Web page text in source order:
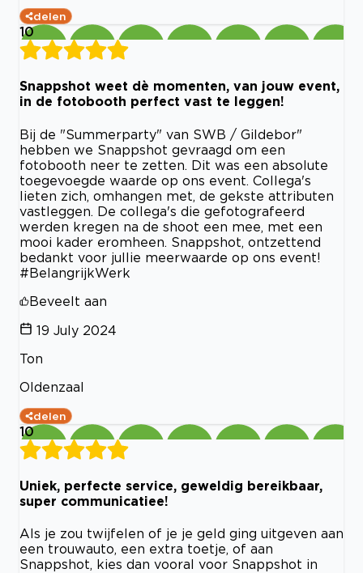
delen
10
Snappshot weet dè momenten, van jouw event,
in de fotobooth perfect vast te leggen!
Bij de "Summerparty" van SWB / Gildebor"
hebben we Snappshot gevraagd om een
fotobooth neer te zetten. Dit was een absolute
toegevoegde waarde op ons event. Collega's
lieten zich, omhangen met, de gekste attributen
vastleggen. De collega's die gefotografeerd
werden kregen na de shoot een mee, met een
mooi kader eromheen. Snappshot, ontzettend
bedankt voor jullie meerwaarde op ons event!
#BelangrijkWerk
Beveelt aan
19 July 2024
Ton
Oldenzaal
delen
10
Uniek, perfecte service, geweldig bereikbaar,
super communicatiee!
Als je zou twijfelen of je je geld ging uitgeven aan
een trouwauto, een extra toetje, of aan
Snappshot, kies dan vooral voor Snappshot in